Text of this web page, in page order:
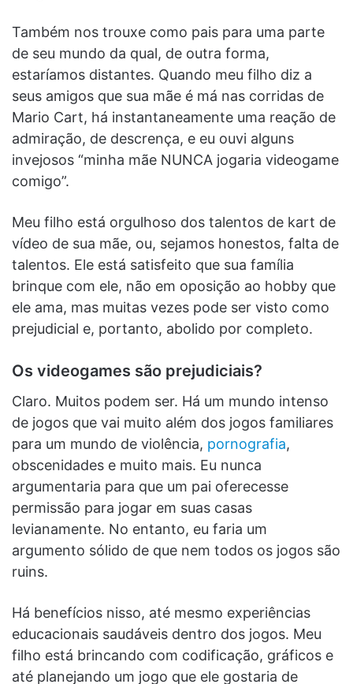
Também nos trouxe como pais para uma parte
de seu mundo da qual, de outra forma,
estaríamos distantes. Quando meu filho diz a
seus amigos que sua mãe é má nas corridas de
Mario Cart, há instantaneamente uma reação de
admiração, de descrença, e eu ouvi alguns
invejosos “minha mãe NUNCA jogaria videogame
comigo”.
Meu filho está orgulhoso dos talentos de kart de
vídeo de sua mãe, ou, sejamos honestos, falta de
talentos. Ele está satisfeito que sua família
brinque com ele, não em oposição ao hobby que
ele ama, mas muitas vezes pode ser visto como
prejudicial e, portanto, abolido por completo.
Os videogames são prejudiciais?
Claro. Muitos podem ser. Há um mundo intenso
de jogos que vai muito além dos jogos familiares
para um mundo de violência, pornografia,
obscenidades e muito mais. Eu nunca
argumentaria para que um pai oferecesse
permissão para jogar em suas casas
levianamente. No entanto, eu faria um
argumento sólido de que nem todos os jogos são
ruins.
Há benefícios nisso, até mesmo experiências
educacionais saudáveis ​​dentro dos jogos. Meu
filho está brincando com codificação, gráficos e
até planejando um jogo que ele gostaria de